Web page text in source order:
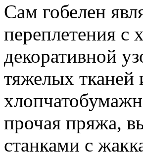
Сам гобелен
переплетения
декоративной
тяжелых тканей
прочая пряжа,
станками с